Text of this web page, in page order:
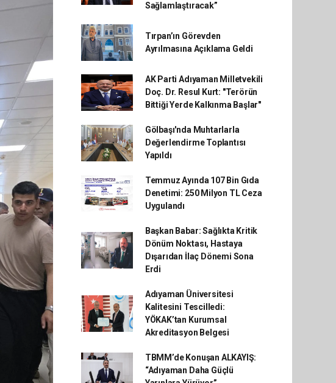
Sağlamlaştıracak”
Tırpan’ın Görevden
Ayrılmasına Açıklama Geldi
AK Parti Adıyaman Milletvekili
Doç. Dr. Resul Kurt: "Terörün
Bittiği Yerde Kalkınma Başlar"
Gölbaşı'nda Muhtarlarla
Değerlendirme Toplantısı
Yapıldı
Temmuz Ayında 107 Bin Gıda
Denetimi: 250 Milyon TL Ceza
Uygulandı
Başkan Babar: Sağlıkta Kritik
Dönüm Noktası, Hastaya
Dışarıdan İlaç Dönemi Sona
Erdi
Adıyaman Üniversitesi
Kalitesini Tescilledi:
YÖKAK’tan Kurumsal
Akreditasyon Belgesi
TBMM’de Konuşan ALKAYIŞ:
“Adıyaman Daha Güçlü